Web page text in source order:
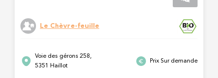
Le Chèvre-feuille
Voie des gérons 258,
5351 Haillot
Prix Sur demande